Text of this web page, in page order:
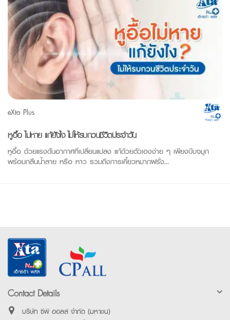
eXta Plus
หูอื้อ ไม่หาย แก้ยังไง ไม่ให้รบกวนชีวิตประจำวัน
หูอื้อ ด้วยแรงดันอากาศที่เปลี่ยนแปลง แก้ด้วยตัวเองง่าย ๆ เพียงบีบจมูก
พร้อมกลืนน้ำลาย หรือ หาว รวมถึงการเคี้ยวหมากฝรั่ง...
Contact Details
บริษัท ซีพี ออลล์ จำกัด (มหาชน)